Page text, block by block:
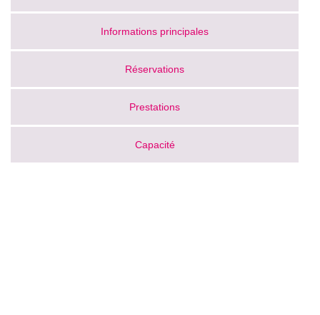
Informations principales
Réservations
Prestations
Capacité